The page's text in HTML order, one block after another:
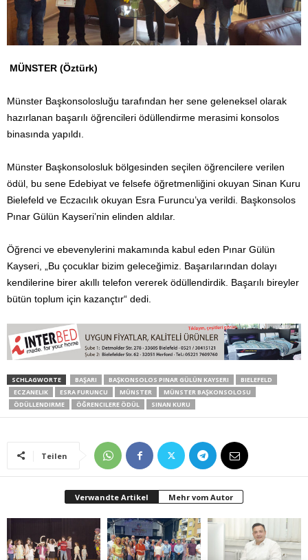
MÜNSTER (Öztürk)
Münster Başkonsolosluğu tarafından her sene geleneksel olarak
hazırlanan başarılı öğrencileri ödüllendirme merasimi konsolos
binasında yapıldı.
Münster Başkonsolosluk bölgesinden seçilen öğrencilere verilen
ödül, bu sene Edebiyat ve felsefe öğretmenliğini okuyan Sinan Kuru
Bielefeld ve Eczacılık okuyan Esra Furuncu’ya verildi. Başkonsolos
Pınar Gülün Kayseri’nin elinden aldılar.
Öğrenci ve ebevenylerini makamında kabul eden Pınar Gülün
Kayseri, „Bu çocuklar bizim geleceğimiz. Başarılarından dolayı
kendilerine birer akıllı telefon vererek ödüllendirdik. Başarılı bireyler
bütün toplum için kazançtır“ dedi.
SCHLAGWORTE BAŞARI BAŞKONSOLOS PINAR GÜLÜN KAYSERI
BIELEFELD
ECZANELIK
ESRA FURUNCU MÜNSTER
MÜNSTER BAŞKONSOLOSU
ÖDÜLLENDIRME
ÖĞRENCILERE ÖDÜL SINAN KURU
Teilen
Verwandte Artikel Mehr vom Autor